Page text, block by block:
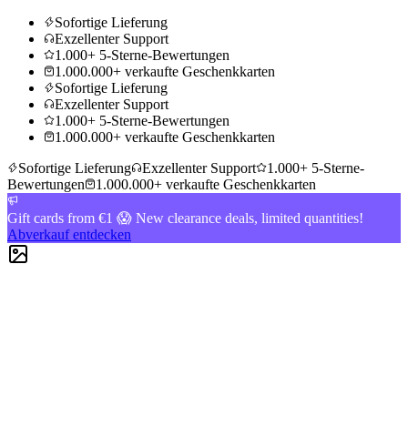
Sofortige Lieferung
Exzellenter Support
1.000+ 5-Sterne-Bewertungen
1.000.000+ verkaufte Geschenkkarten
Sofortige Lieferung
Exzellenter Support
1.000+ 5-Sterne-Bewertungen
1.000.000+ verkaufte Geschenkkarten
Sofortige Lieferung
Exzellenter Support
1.000+ 5-Sterne-
Bewertungen
1.000.000+ verkaufte Geschenkkarten
Gift cards from €1 😱 New clearance deals, limited quantities!
Abverkauf entdecken